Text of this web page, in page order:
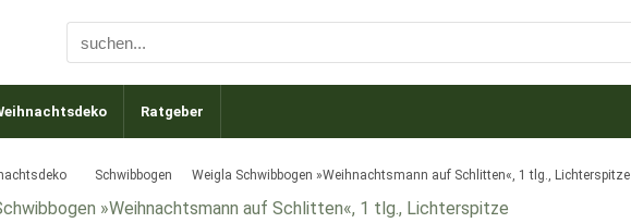
Ratgeber
Schwibbogen Weigla Schwibbogen »Weihnachtsmann auf Schlitten«, 1 tlg., Lichterspitze